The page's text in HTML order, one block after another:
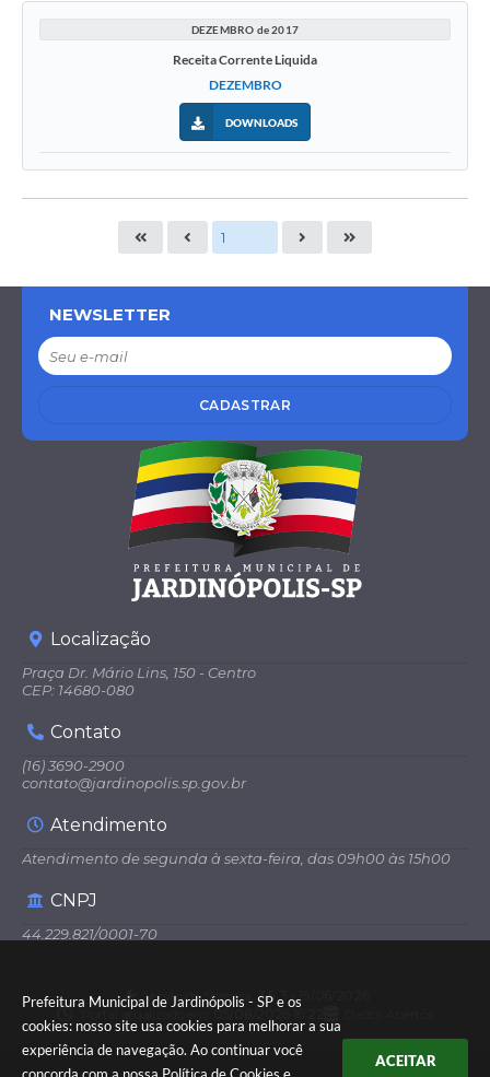
Prefeitura Municipal de Jardinópolis - SP e os
cookies: nosso site usa cookies para melhorar a sua
experiência de navegação. Ao continuar você
ACEITAR
DEZEMBRO de 2017
Receita Corrente Liquida
DEZEMBRO
DOWNLOADS
NEWSLETTER
CADASTRAR
Localização
Praça Dr. Mário Lins, 150 - Centro
CEP: 14680-080
Contato
(16) 3690-2900
contato@jardinopolis.sp.gov.br
Atendimento
Atendimento de segunda à sexta-feira, das 09h00 às 15h00
CNPJ
44.229.821/0001-70
Versão do Sistema: 3.5.3 - 19/06/2026
Portal atualizado em:
05/08/2026 16:22